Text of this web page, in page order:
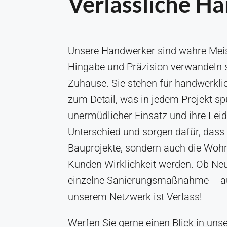
Unsere Handwerker sind wahre
Hingabe und Präzision verwandeln
Zuhause. Sie stehen für
zum Detail, was in jedem Projekt
unermüdlicher Einsatz und ihre
Unterschied und sorgen dafür,
Bauprojekte, sondern auch die
Kunden Wirklichkeit werden. Ob
einzelne Sanierungsmaßnahme –
unserem Netzwerk ist Verlass!
Werfen Sie gerne einen Blick in